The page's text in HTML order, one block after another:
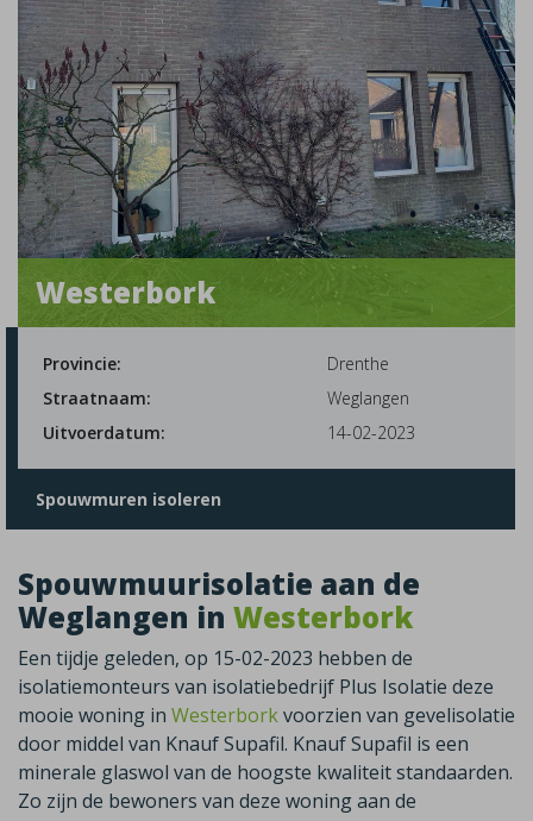
Westerbork
Provincie:
Drenthe
Straatnaam:
Weglangen
Uitvoerdatum:
14-02-2023
Spouwmuren isoleren
Spouwmuurisolatie aan de
Weglangen in Westerbork
Een tijdje geleden, op 15-02-2023 hebben de
isolatiemonteurs van isolatiebedrijf Plus Isolatie deze
mooie woning in Westerborkvoorzien van gevelisolatie
door middel van Knauf Supafil. Knauf Supafil is een
minerale glaswol van de hoogste kwaliteit standaarden.
Zo zijn de bewoners van deze woning aan de